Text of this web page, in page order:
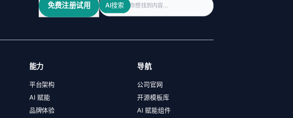
免费注册试用 AI搜索
能力
平台架构
AI 赋能
品牌体验
导航
公司官网
开源模板库
AI 赋能组件